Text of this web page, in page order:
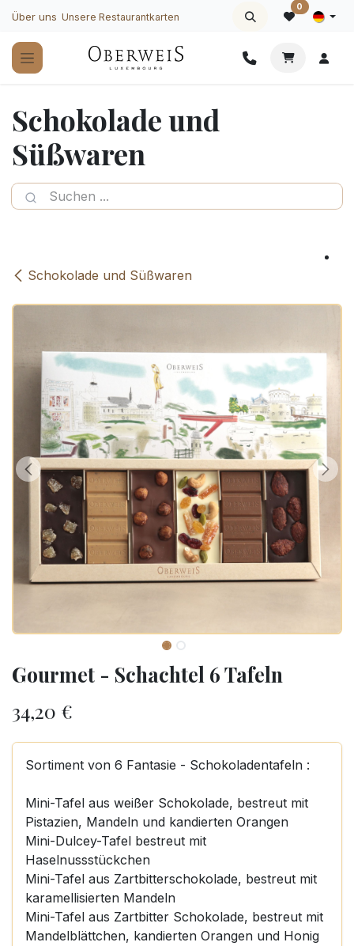
Zum Inhalt springen
Über uns Unsere Restaurantkarten
0
Schokolade und
Süßwaren
Schokolade und Süßwaren
Gourmet - Schachtel 6 Tafeln
34,20 €
Sortiment von 6 Fantasie - Schokoladentafeln :
Mini-Tafel aus weißer Schokolade, bestreut mit
Pistazien, Mandeln und kandierten Orangen
Mini-Dulcey-Tafel bestreut mit
Haselnussstückchen
Mini-Tafel aus Zartbitterschokolade, bestreut mit
karamellisierten Mandeln
Mini-Tafel aus Zartbitter Schokolade, bestreut mit
Mandelblättchen, kandierten Orangen und Honig